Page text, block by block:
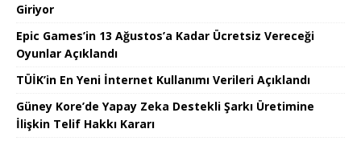
Giriyor
Epic Games’in 13 Ağustos’a Kadar Ücretsiz Vereceği
Oyunlar Açıklandı
TÜİK’in En Yeni İnternet Kullanımı Verileri Açıklandı
Güney Kore’de Yapay Zeka Destekli Şarkı Üretimine
İlişkin Telif Hakkı Kararı